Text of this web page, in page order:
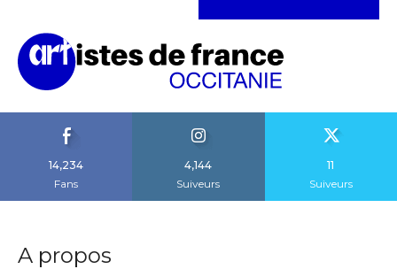
14,234
Fans
4,144
Suiveurs
11
Suiveurs
A propos